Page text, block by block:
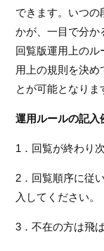
できます。いつの
かが、一目で分か
回覧版運用上のル
用上の規則を決め
とが可能となりま
運用ルールの記入
1．回覧が終わり
2．回覧順序に従
入してください。
3．不在の方は飛